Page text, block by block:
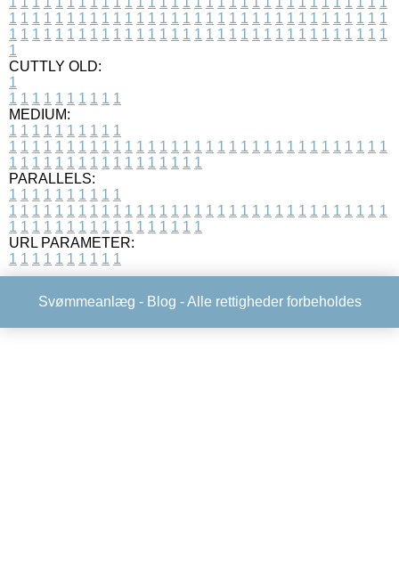
1 1 1 1 1 1 1 1 1 1 1 1 1 1 1 1 1 1 1 1 1 1 1 1 1 1 1 1 1 1 1 1 1
1 1 1 1 1 1 1 1 1 1 1 1 1 1 1 1 1 1 1 1 1 1 1 1 1 1 1 1 1 1 1 1 1
1
CUTTLY OLD:
1
1 1 1 1 1 1 1 1 1 1
MEDIUM:
1 1 1 1 1 1 1 1 1 1
1 1 1 1 1 1 1 1 1 1 1 1 1 1 1 1 1 1 1 1 1 1 1 1 1 1 1 1 1 1 1 1 1
1 1 1 1 1 1 1 1 1 1 1 1 1 1 1 1 1
PARALLELS:
1 1 1 1 1 1 1 1 1 1
1 1 1 1 1 1 1 1 1 1 1 1 1 1 1 1 1 1 1 1 1 1 1 1 1 1 1 1 1 1 1 1 1
1 1 1 1 1 1 1 1 1 1 1 1 1 1 1 1 1
URL PARAMETER:
1 1 1 1 1 1 1 1 1 1
Svømmeanlæg - Blog - Alle rettigheder forbeholdes